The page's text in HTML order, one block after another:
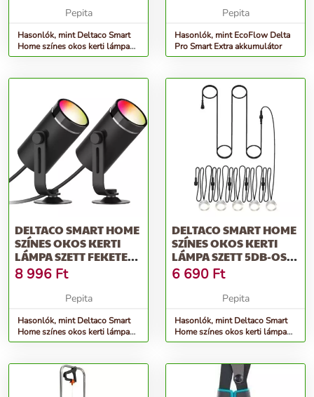
Pepita
Hasonlók, mint Deltaco Smart
Home színes okos kerti lámpa
szett 10db-os (SH-DLK01)
Pepita
Hasonlók, mint EcoFlow Delta
Pro Smart Extra akkumulátor
DELTACO SMART HOME
SZÍNES OKOS KERTI
LÁMPA SZETT FEKETE
(SH-GLK01)
8 996 Ft
Pepita
Hasonlók, mint Deltaco Smart
Home színes okos kerti lámpa
szett fekete (SH-GLK01)
DELTACO SMART HOME
SZÍNES OKOS KERTI
LÁMPA SZETT 5DB-OS
(SH-DLEX01)
6 690 Ft
Pepita
Hasonlók, mint Deltaco Smart
Home színes okos kerti lámpa
szett 5db-os (SH-DLEX01)